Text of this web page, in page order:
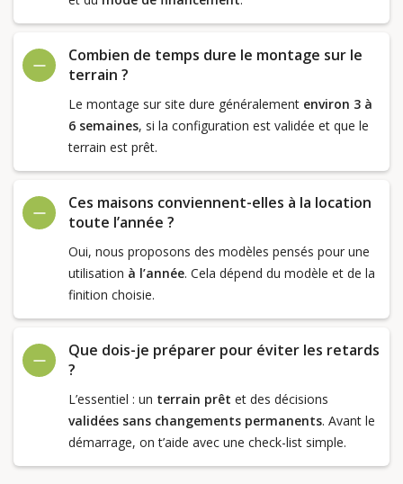
Combien de temps dure le montage sur le
terrain ?
Le montage sur site dure généralement environ 3 à
6 semaines, si la configuration est validée et que le
terrain est prêt.
Ces maisons conviennent-elles à la location
toute l’année ?
Oui, nous proposons des modèles pensés pour une
utilisation à l’année. Cela dépend du modèle et de la
finition choisie.
Que dois-je préparer pour éviter les retards
?
L’essentiel : un terrain prêt et des décisions
validées sans changements permanents. Avant le
démarrage, on t’aide avec une check-list simple.